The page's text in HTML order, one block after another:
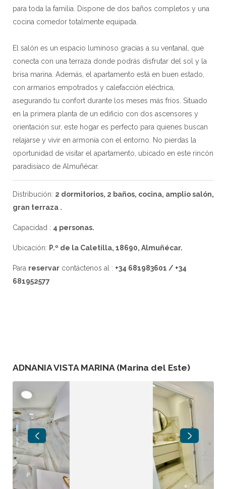
para toda la familia. Dispone de dos baños completos y una
cocina comedor totalmente equipada.
El salón es un espacio luminoso gracias a su ventanal, que
conecta con una terraza donde podrás disfrutar del sol y la
brisa marina. Además, el apartamento está en buen estado,
con armarios empotrados y calefacción eléctrica,
asegurando tu confort durante los meses más fríos. Situado
en la primera planta de un edificio con dos ascensores y
orientación sur, este hogar es perfecto para quienes buscan
relajarse y vivir en armonía con el entorno. No pierdas la
oportunidad de visitar el apartamento, ubicado en este rincón
paradisíaco de Almuñécar.
Distribución: 2 dormitorios, 2 baños, cocina, amplio salón,
gran terraza .
Capacidad : 4 personas.
Ubicación: P.º de la Caletilla, 18690, Almuñécar.
Para reservarcontáctenos al : +34 681983601 / +34
681952577
ADNANIA VISTA MARINA (Marina del Este)